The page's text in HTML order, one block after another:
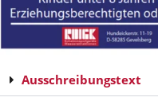
Ausschreibungstext